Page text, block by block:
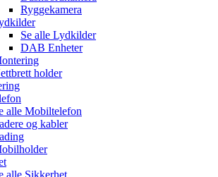
Ryggekamera
Se alle Lydkilder
DAB Enheter
holder
alle Mobiltelefon
og kabler
alle Sikkerhet